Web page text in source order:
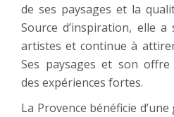
de ses paysages et la
Source d’inspiration, elle
artistes et continue à
Ses paysages et son
des expériences fortes.
La Provence bénéficie